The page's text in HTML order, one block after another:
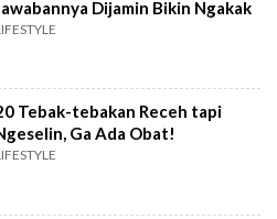
Dijamin Bikin Ngakak
Tebak-tebakan Receh tapi
Ga Ada Obat!